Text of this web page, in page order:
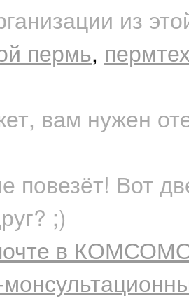
из
пермь,
вам нужен
Вот
;)
в